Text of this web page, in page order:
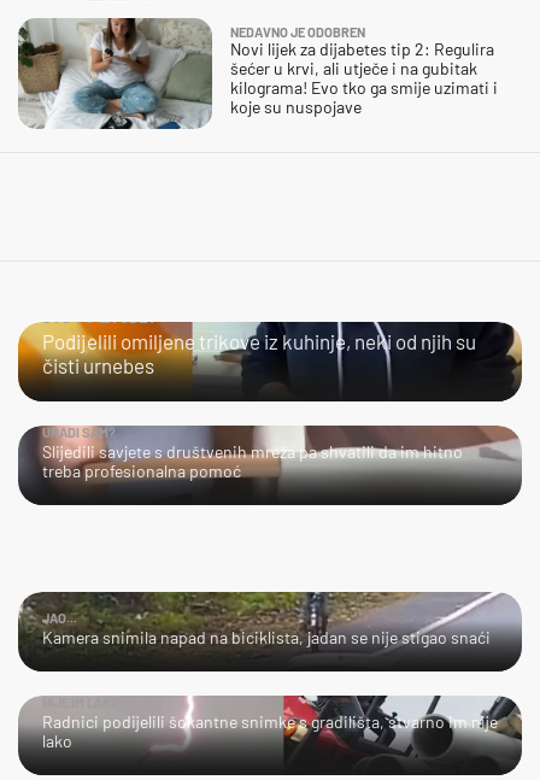
NEDAVNO JE ODOBREN
Novi lijek za dijabetes tip 2: Regulira
šećer u krvi, ali utječe i na gubitak
kilograma! Evo tko ga smije uzimati i
koje su nuspojave
ŠTO TO IZVODE?
Podijelili omiljene trikove iz kuhinje, neki od njih su
čisti urnebes
URADI SAM?
Slijedili savjete s društvenih mreža pa shvatili da im hitno
treba profesionalna pomoć
JAO...
Kamera snimila napad na biciklista, jadan se nije stigao snaći
Radnici podijelili šokantne snimke s gradilišta, stvarno im nije
lako